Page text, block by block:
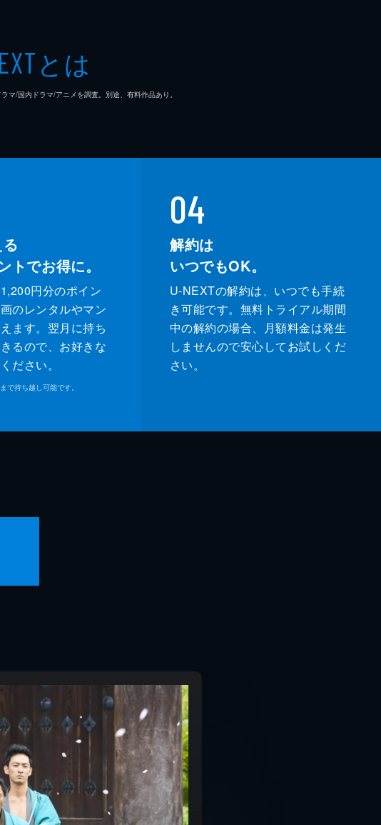
とは
/国内ドラマ/アニメを調査。別途、有料作品あり。
トでお得に。
円分のポイン
のレンタルやマン
ます。翌月に持ち
るので、お好きな
ださい。
で持ち越し可能です。
04
解約は
いつでもOK。
U-NEXTの解約は、いつでも手続
き可能です。無料トライアル期間
中の解約の場合、月額料金は発生
しませんので安心してお試しくだ
さい。